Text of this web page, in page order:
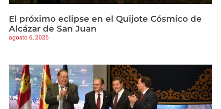
El próximo eclipse en el Quijote Cósmico de
Alcázar de San Juan
agosto 6, 2026